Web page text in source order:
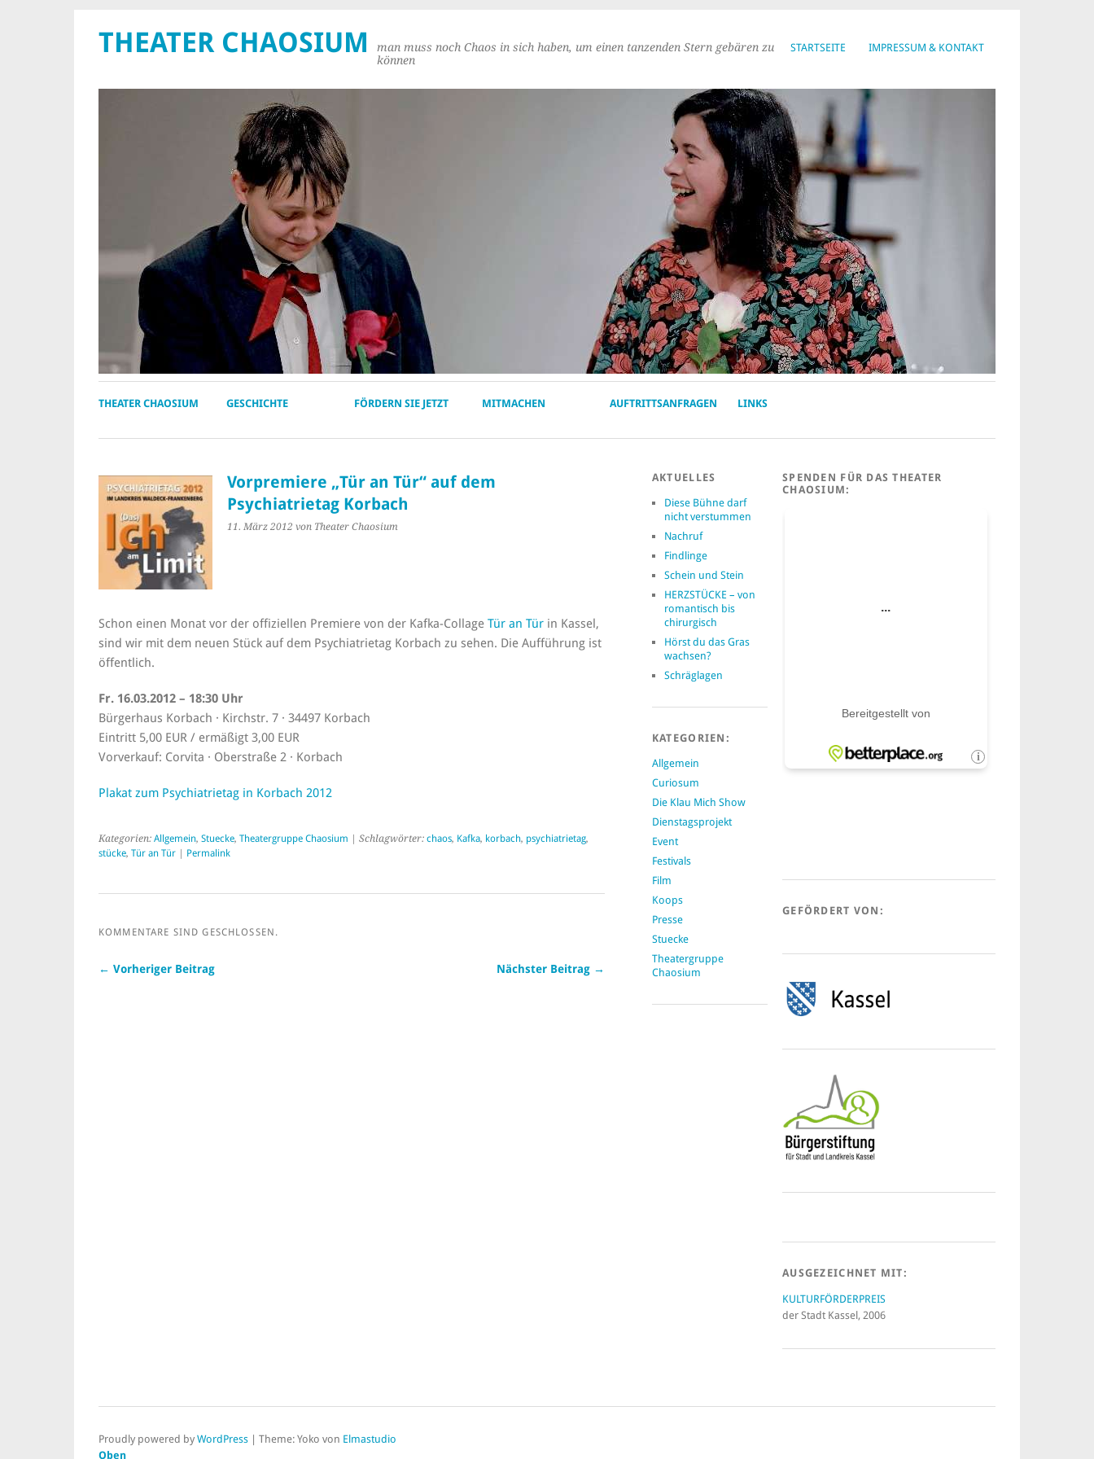
STARTSEITE IMPRESSUM & KONTAKT
THEATER CHAOSIUM
man muss noch Chaos in sich haben, um einen tanzenden Stern gebären zu
können
THEATER CHAOSIUM GESCHICHTE FÖRDERN SIE JETZT MITMACHEN AUFTRITTSANFRAGEN LINKS
Vorpremiere „Tür an Tür“ auf dem
Psychiatrietag Korbach
11. März 2012 von Theater Chaosium
Schon einen Monat vor der offiziellen Premiere von der Kafka-Collage Tür an Tür in Kassel,
sind wir mit dem neuen Stück auf dem Psychiatrietag Korbach zu sehen. Die Aufführung ist
öffentlich.
Fr. 16.03.2012 – 18:30 Uhr
Bürgerhaus Korbach · Kirchstr. 7 · 34497 Korbach
Eintritt 5,00 EUR / ermäßigt 3,00 EUR
Vorverkauf: Corvita · Oberstraße 2 · Korbach
Plakat zum Psychiatrietag in Korbach 2012
Kategorien: Allgemein, Stuecke, Theatergruppe Chaosium | Schlagwörter: chaos, Kafka, korbach, psychiatrietag,
stücke, Tür an Tür Permalink
KOMMENTARE SIND GESCHLOSSEN.
← Vorheriger Beitrag Nächster Beitrag →
AKTUELLES
Diese Bühne darf
nicht verstummen
Nachruf
Findlinge
Schein und Stein
HERZSTÜCKE – von
romantisch bis
chirurgisch
Hörst du das Gras
wachsen?
Schräglagen
KATEGORIEN:
Allgemein
Curiosum
Die Klau Mich Show
Dienstagsprojekt
Event
Festivals
Film
Koops
Presse
Stuecke
Theatergruppe
Chaosium
SPENDEN FÜR DAS THEATER
CHAOSIUM:
GEFÖRDERT VON:
AUSGEZEICHNET MIT:
KULTURFÖRDERPREIS
der Stadt Kassel, 2006
Proudly powered by WordPress Theme: Yoko von Elmastudio
Oben